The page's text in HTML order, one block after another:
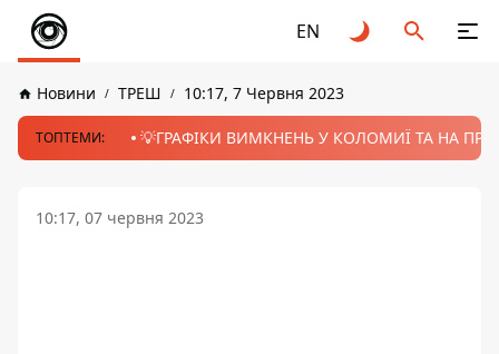
EN
Новини ТРЕШ 10:17, 7 Червня 2023
ТОПТЕМИ: 💡ГРАФІКИ ВИМКНЕНЬ У КОЛОМИЇ ТА НА
10:17, 07 червня 2023